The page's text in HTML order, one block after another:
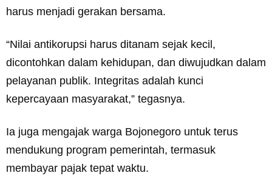
harus menjadi gerakan bersama.
“Nilai antikorupsi harus ditanam sejak kecil,
dicontohkan dalam kehidupan, dan diwujudkan dalam
pelayanan publik. Integritas adalah kunci
kepercayaan masyarakat,” tegasnya.
Ia juga mengajak warga Bojonegoro untuk terus
mendukung program pemerintah, termasuk
membayar pajak tepat waktu.